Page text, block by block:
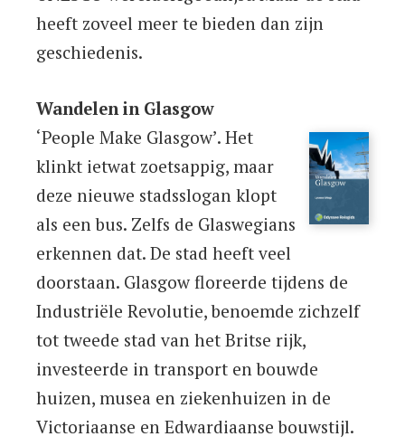
heeft zoveel meer te bieden dan zijn
geschiedenis.
Wandelen in Glasgow
‘People Make Glasgow’. Het
klinkt ietwat zoetsappig, maar
deze nieuwe stadsslogan klopt
als een bus. Zelfs de Glaswegians
erkennen dat. De stad heeft veel
doorstaan. Glasgow floreerde tijdens de
Industriële Revolutie, benoemde zichzelf
tot tweede stad van het Britse rijk,
investeerde in transport en bouwde
huizen, musea en ziekenhuizen in de
Victoriaanse en Edwardiaanse bouwstijl.